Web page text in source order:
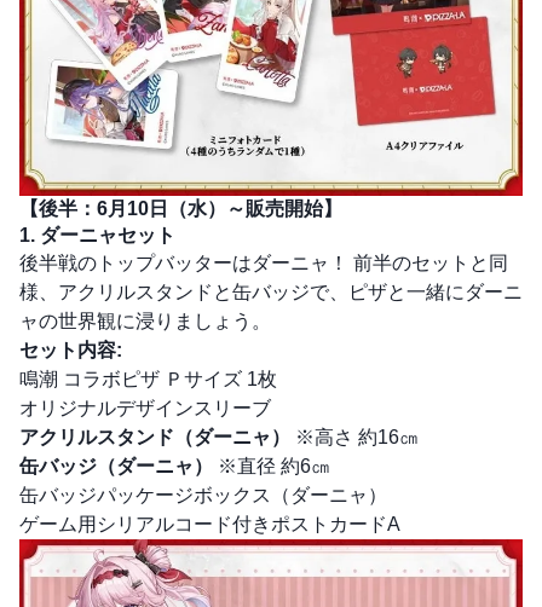
【後半：6月10日（水）～販売開始】
1. ダーニャセット
後半戦のトップバッターはダーニャ！ 前半のセットと同
様、アクリルスタンドと缶バッジで、ピザと一緒にダーニ
ャの世界観に浸りましょう。
セット内容:
鳴潮 コラボピザ Ｐサイズ 1枚
オリジナルデザインスリーブ
アクリルスタンド（ダーニャ）
※高さ 約16㎝
缶バッジ（ダーニャ）
※直径 約6㎝
缶バッジパッケージボックス（ダーニャ）
ゲーム用シリアルコード付きポストカードA